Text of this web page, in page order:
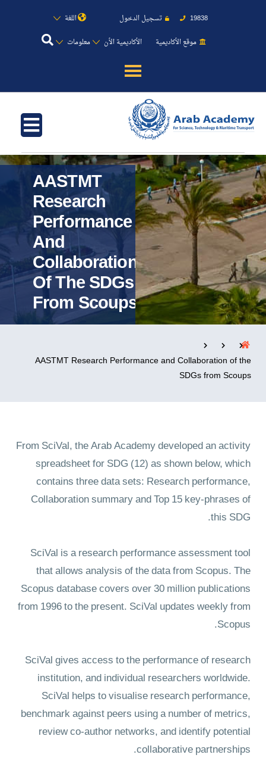
19838 تسجيل الدخول
اللغة
موقع الأكاديمية
الأكاديمية الأن معلومات
عن الأكاديمية
النقل البحري
القبول والتسجيل
الدراسات الأكاديمية
طلبة الأكاديمية
البحث العلمي
التدريب والخدمة المجتمعية
تواصل معنا خريطة الموقع
AASTMT
Research
Performance
And
Collaboration
Of The SDGs
From Scoups
AASTMT Research Performance and Collaboration of the
SDGs from Scoups
From SciVal, the Arab Academy developed an activity
spreadsheet for SDG (12) as shown below, which
contains three data sets: Research performance,
Collaboration summary and Top 15 key-phrases of
this SDG.
SciVal is a research performance assessment tool
that allows analysis of the data from Scopus. The
Scopus database covers over 30 million publications
from 1996 to the present. SciVal updates weekly from
Scopus.
SciVal gives access to the performance of research
institution, and individual researchers worldwide.
SciVal helps to visualise research performance,
benchmark against peers using a number of metrics,
review co-author networks, and identify potential
collaborative partnerships.